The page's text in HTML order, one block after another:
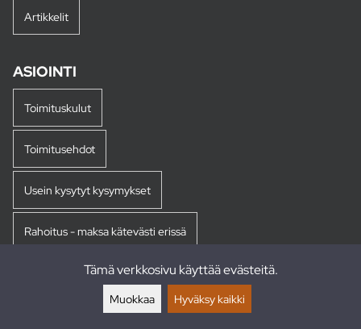
Artikkelit
ASIOINTI
Toimituskulut
Toimitusehdot
Usein kysytyt kysymykset
Rahoitus - maksa kätevästi erissä
Tämä verkkosivu käyttää evästeitä.
Muokkaa Hyväksy kaikki